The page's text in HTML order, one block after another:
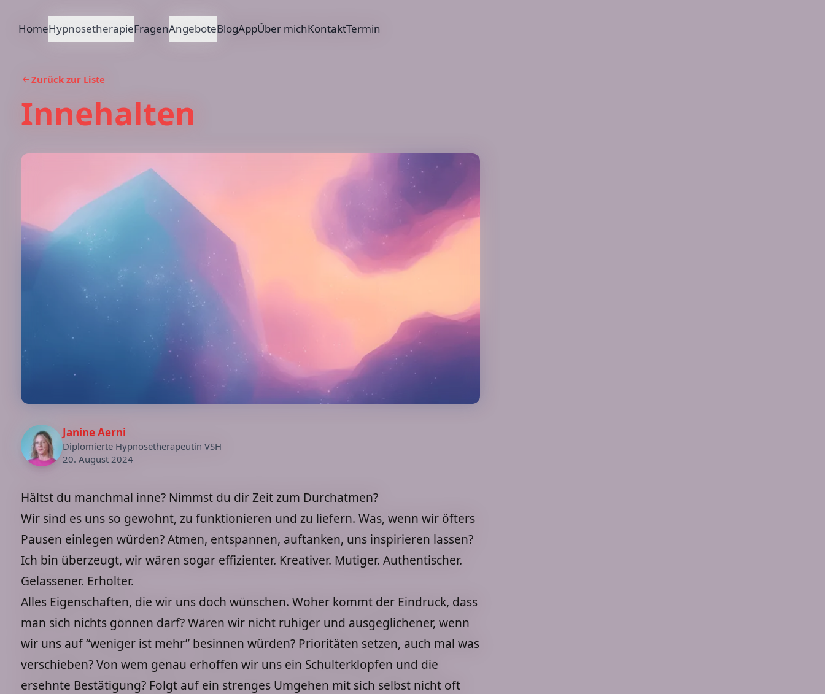
HomeHypnosetherapieFragenAngeboteBlogAppÜber michKontaktTermin
Zurück zur Liste
Innehalten
Janine Aerni
Diplomierte Hypnosetherapeutin VSH
20. August 2024
Hältst du manchmal inne? Nimmst du dir Zeit zum Durchatmen?
Wir sind es uns so gewohnt, zu funktionieren und zu liefern. Was, wenn wir öfters
Pausen einlegen würden? Atmen, entspannen, auftanken, uns inspirieren lassen?
Ich bin überzeugt, wir wären sogar effizienter. Kreativer. Mutiger. Authentischer.
Gelassener. Erholter.
Alles Eigenschaften, die wir uns doch wünschen. Woher kommt der Eindruck, dass
man sich nichts gönnen darf? Wären wir nicht ruhiger und ausgeglichener, wenn
wir uns auf “weniger ist mehr” besinnen würden? Prioritäten setzen, auch mal was
verschieben? Von wem genau erhoffen wir uns ein Schulterklopfen und die
ersehnte Bestätigung? Folgt auf ein strenges Umgehen mit sich selbst nicht oft